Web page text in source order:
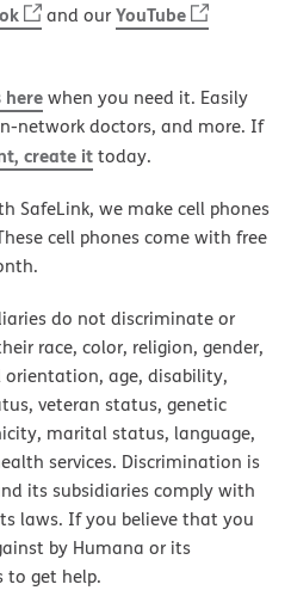
and ourYouTube
herewhen you need it. Easily
network doctors, and more. If
create ittoday.
SafeLink, we make cell phones
cell phones come with free
do not discriminate or
race, color, religion, gender,
age, disability,
veteran status, genetic
marital status, language,
services. Discrimination is
its subsidiaries comply with
laws. If you believe that you
by Humana or its
to get help.